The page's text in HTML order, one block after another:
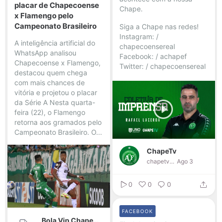
Chape.
Siga a Chape nas redes!
Instagram: /
chapecoensereal
Facebook: / achapef
Twitter: / chapecoensereal
ChapeTv
chapetv Ago 3
0 0 0
placar de Chapecoense
x Flamengo pelo
Campeonato Brasileiro
A inteligência artificial do
WhatsApp analisou
Chapecoense x Flamengo,
destacou quem chega
com mais chances de
vitória e projetou o placar
da Série A Nesta quarta-
feira (22), o Flamengo
retorna aos gramados pelo
Campeonato Brasileiro. O...
Bola Vip Chapecoense
FACEBOOK